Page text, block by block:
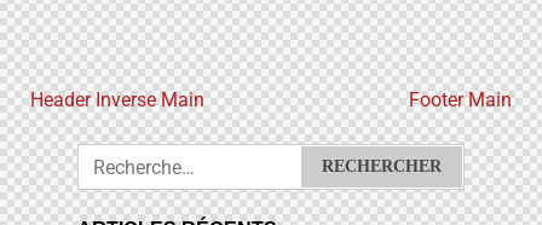
Header Inverse Main Footer Main